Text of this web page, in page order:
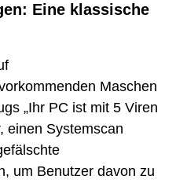
Eine klassische
Maschen
„Ihr PC ist mit 5 Viren
einen Systemscan
um Benutzer davon zu